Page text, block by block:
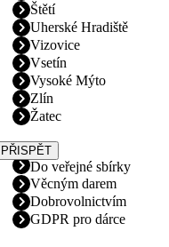
Štětí
Uherské Hradiště
Vizovice
Vsetín
Vysoké Mýto
Zlín
Žatec
Do veřejné sbírky
Věcným darem
Dobrovolnictvím
GDPR pro dárce